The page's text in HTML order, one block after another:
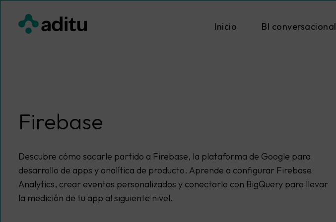
contenido
Inicio BI conversacional
Firebase
Descubre cómo sacarle partido a Firebase, la plataforma de Google para
desarrollo de apps y analítica de producto. Aprende a configurar Firebase
Analytics, crear eventos personalizados y conectarlo con BigQuery para llevar
la medición de tu app al siguiente nivel.